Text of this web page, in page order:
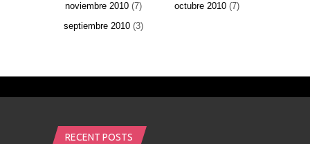
noviembre 2010(7) octubre 2010 (7)
septiembre 2010(3)
RECENT POSTS